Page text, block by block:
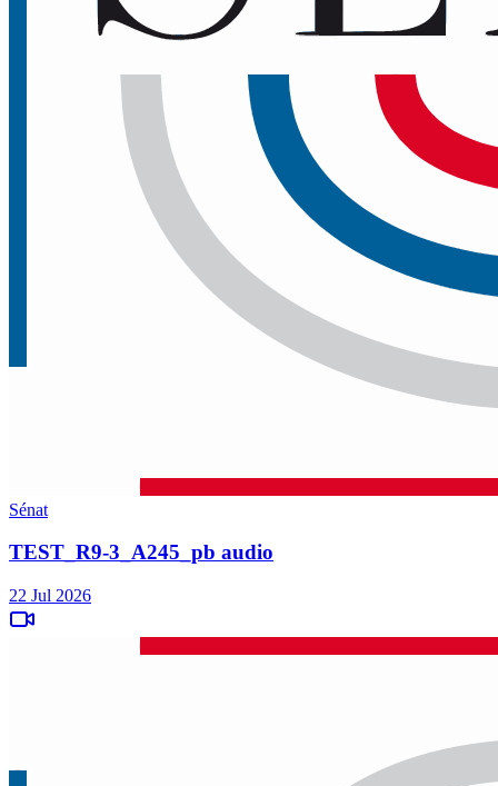
Sénat
TEST_R9-3_A245_pb audio
22 Jul 2026